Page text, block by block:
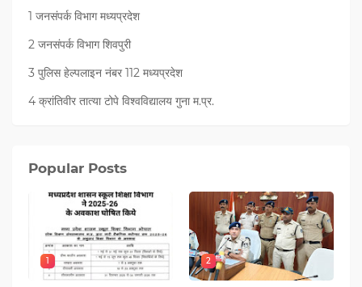
1 जनसंपर्क विभाग मध्यप्रदेश
2 जनसंपर्क विभाग शिवपुरी
3 पुलिस हेल्पलाइन नंबर 112 मध्‍यप्रदेश
4 क्रांतिवीर तात्या टोपे विश्वविद्यालय गुना म.प्र.
Popular Posts
1 2